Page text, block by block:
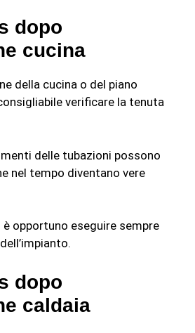
dopo
cucina
della cucina o del piano
verificare la tenuta
delle tubazioni possono
nel tempo diventano vere
opportuno eseguire sempre
dopo
caldaia